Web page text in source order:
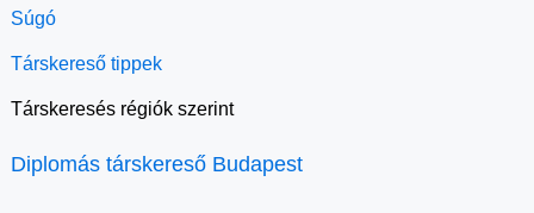
Súgó
Társkereső tippek
Társkeresés régiók szerint
Diplomás társkereső Budapest